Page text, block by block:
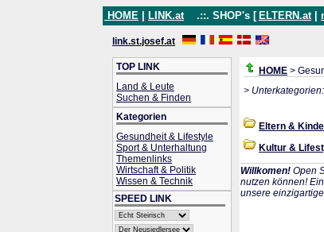
HOME LINK.at .::. SHOP's [ ELTERN.at
link.st.josef.at
TOP LINK
Land & Leute
Suchen & Finden
Kategorien
Gesundheit & Lifestyle
Sport & Unterhaltung
Themenlinks
Wirtschaft & Politik
Wissen & Technik
SPEED LINK
HOME >
> Unterkategorien:
Eltern &
Kultur &
Willkomen! Open
nutzen können!
unsere